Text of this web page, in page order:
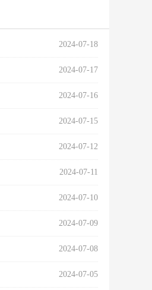
2024-07-18
2024-07-17
2024-07-16
2024-07-15
2024-07-12
2024-07-11
2024-07-10
2024-07-09
2024-07-08
2024-07-05